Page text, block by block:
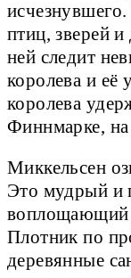
птиц, зверей
ней следит
королева и её
королева
Финнмарке, на
Миккельсен
Это мудрый и
воплощающий
Плотник по
деревянные